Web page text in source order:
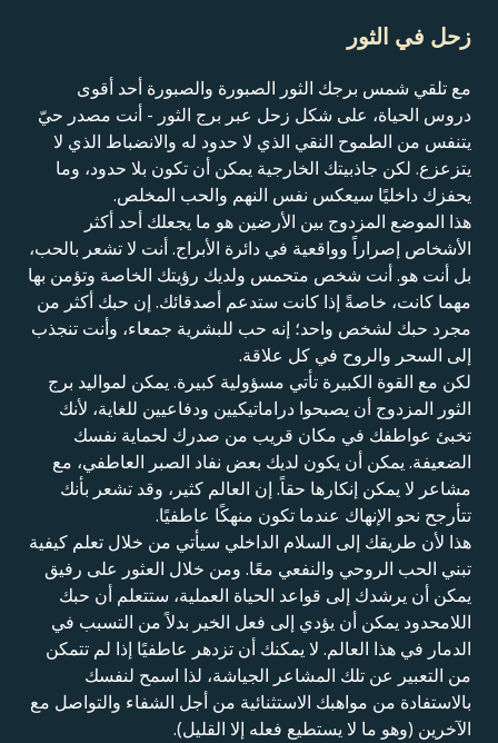
زحل في الثور
مع تلقي شمس برجك الثور الصبورة والصبورة أحد أقوى
دروس الحياة، على شكل زحل عبر برج الثور - أنت مصدر حيّ
يتنفس من الطموح النقي الذي لا حدود له والانضباط الذي لا
يتزعزع. لكن جاذبيتك الخارجية يمكن أن تكون بلا حدود، وما
يحفزك داخليًا سيعكس نفس النهم والحب المخلص.
هذا الموضع المزدوج بين الأرضين هو ما يجعلك أحد أكثر
الأشخاص إصراراً وواقعية في دائرة الأبراج. أنت لا تشعر بالحب،
بل أنت هو. أنت شخص متحمس ولديك رؤيتك الخاصة وتؤمن بها
مهما كانت، خاصةً إذا كانت ستدعم أصدقائك. إن حبك أكثر من
مجرد حبك لشخص واحد؛ إنه حب للبشرية جمعاء، وأنت تنجذب
إلى السحر والروح في كل علاقة.
لكن مع القوة الكبيرة تأتي مسؤولية كبيرة. يمكن لمواليد برج
الثور المزدوج أن يصبحوا دراماتيكيين ودفاعيين للغاية، لأنك
تخبئ عواطفك في مكان قريب من صدرك لحماية نفسك
الضعيفة. يمكن أن يكون لديك بعض نفاد الصبر العاطفي، مع
مشاعر لا يمكن إنكارها حقاً. إن العالم كثير، وقد تشعر بأنك
تتأرجح نحو الإنهاك عندما تكون منهكًا عاطفيًا.
هذا لأن طريقك إلى السلام الداخلي سيأتي من خلال تعلم كيفية
تبني الحب الروحي والنفعي معًا. ومن خلال العثور على رفيق
يمكن أن يرشدك إلى قواعد الحياة العملية، ستتعلم أن حبك
اللامحدود يمكن أن يؤدي إلى فعل الخير بدلاً من التسبب في
الدمار في هذا العالم. لا يمكنك أن تزدهر عاطفيًا إذا لم تتمكن
من التعبير عن تلك المشاعر الجياشة، لذا اسمح لنفسك
بالاستفادة من مواهبك الاستثنائية من أجل الشفاء والتواصل مع
الآخرين (وهو ما لا يستطيع فعله إلا القليل).